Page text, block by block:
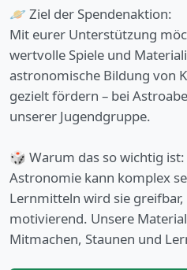
🪐 Ziel der Spendenaktion:
Mit eurer Unterstützung
wertvolle Spiele und
astronomische Bildung von
gezielt fördern – bei
unserer Jugendgruppe.
🎲 Warum das so wichtig ist:
Astronomie kann komplex
Lernmitteln wird sie
motivierend. Unsere
Mitmachen, Staunen und